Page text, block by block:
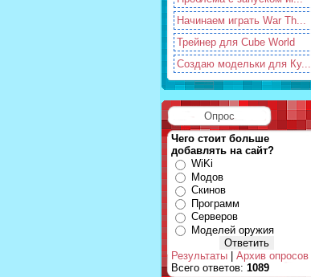
Начинаем играть War Th...
Трейнер для Cube World
Создаю модельки для Ку...
Опрос
Чего стоит больше
добавлять на сайт?
WiKi
Модов
Скинов
Программ
Серверов
Моделей оружия
Результаты
Архив опросов
Всего ответов: 1089